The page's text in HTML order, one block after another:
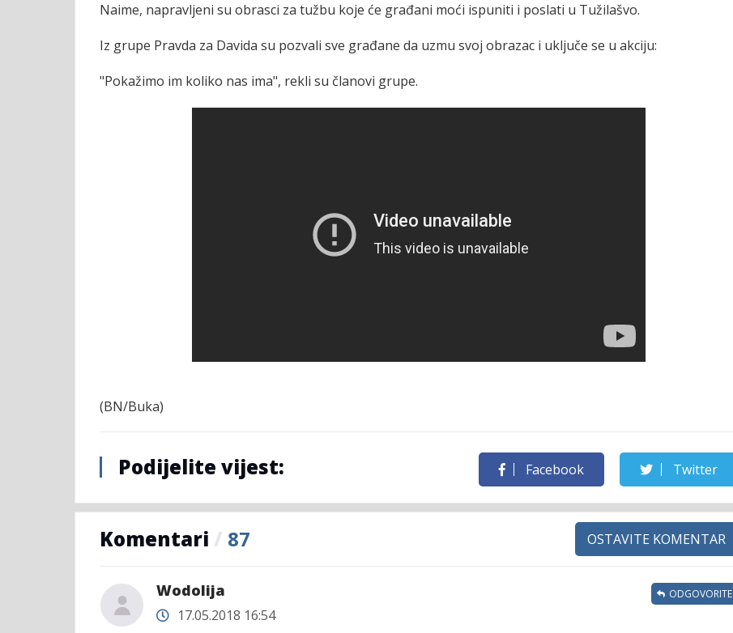
Naime, napravljeni su obrasci za tužbu koje će građani moći ispuniti i poslati u Tužilašvo.
Iz grupe Pravda za Davida su pozvali sve građane da uzmu svoj obrazac i uključe se u akciju:
"Pokažimo im koliko nas ima", rekli su članovi grupe.
(BN/Buka)
Podijelite vijest: Facebook Twitter
Komentari / 87 OSTAVITE KOMENTAR
Wodolija
17.05.2018 16:54
ODGOVORITE